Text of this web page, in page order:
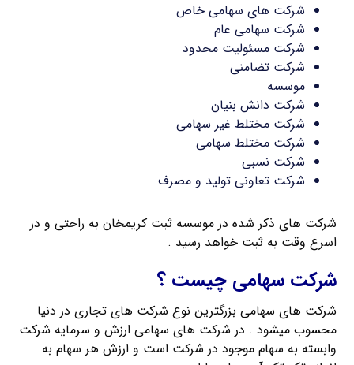
شرکت های سهامی خاص
شرکت سهامی عام
شرکت مسئولیت محدود
شرکت تضامنی
موسسه
شرکت دانش بنیان
شرکت مختلط غیر سهامی
شرکت مختلط سهامی
شرکت نسبی
شرکت تعاونی تولید و مصرف
شرکت های ذکر شده در موسسه ثبت کریمخان به راحتی و در
اسرع وقت به ثبت خواهد رسید .
شرکت سهامی چیست ؟
شرکت های سهامی بزرگترین نوع شرکت های تجاری در دنیا
محسوب میشود . در شرکت های سهامی ارزش و سرمایه شرکت
وابسته به سهام موجود در شرکت است و ارزش هر سهام به